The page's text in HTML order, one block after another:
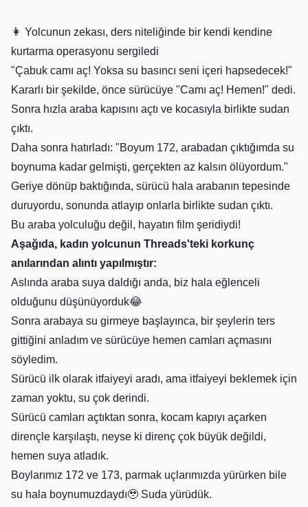
👩 Yolcunun zekası, ders niteliğinde bir kendi kendine
kurtarma operasyonu sergiledi
"Çabuk camı aç! Yoksa su basıncı seni içeri hapsedecek!"
Kararlı bir şekilde, önce sürücüye "Camı aç! Hemen!" dedi.
Sonra hızla araba kapısını açtı ve kocasıyla birlikte sudan
çıktı.
Daha sonra hatırladı: "Boyum 172, arabadan çıktığımda su
boynuma kadar gelmişti, gerçekten az kalsın ölüyordum."
Geriye dönüp baktığında, sürücü hala arabanın tepesinde
duruyordu, sonunda atlayıp onlarla birlikte sudan çıktı.
Bu araba yolculuğu değil, hayatın film şeridiydi!
Aşağıda, kadın yolcunun Threads'teki korkunç
anılarından alıntı yapılmıştır:
Aslında araba suya daldığı anda, biz hala eğlenceli
olduğunu düşünüyorduk😂
Sonra arabaya su girmeye başlayınca, bir şeylerin ters
gittiğini anladım ve sürücüye hemen camları açmasını
söyledim.
Sürücü ilk olarak itfaiyeyi aradı, ama itfaiyeyi beklemek için
zaman yoktu, su çok derindi.
Sürücü camları açtıktan sonra, kocam kapıyı açarken
dirençle karşılaştı, neyse ki direnç çok büyük değildi,
hemen suya atladık.
Boylarımız 172 ve 173, parmak uçlarımızda yürürken bile
su hala boynumuzdaydı🥹 Suda yürüdük.